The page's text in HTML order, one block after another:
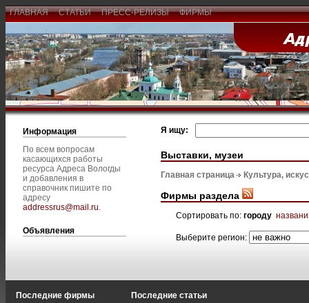
ГЛАВНАЯ СТАТЬИ ПРЕСС-РЕЛИЗЫ ФИРМЫ
Информация
По всем вопросам
касающихся работы
ресурса Адреса Вологды
и добавления в
справочник пишите по
адресу
addressrus@mail.ru.
Объявления
Я ищу:
Выставки, музеи
Главная страница Культура,
Фирмы раздела
Сортировать по: городу
Выберите регион:
Последние фирмы Последние статьи